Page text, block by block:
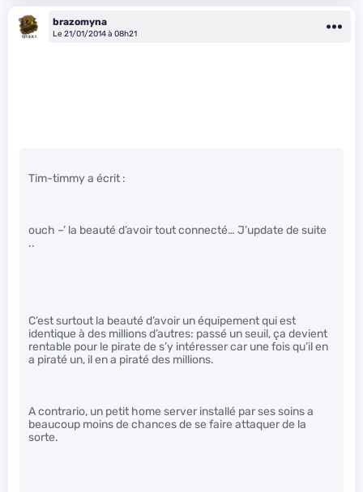
brazomyna
Le 21/01/2014 à 08h21
Tim-timmy a écrit :
ouch –’ la beauté d’avoir tout connecté… J’update de suite
..
C’est surtout la beauté d’avoir un équipement qui est
identique à des millions d’autres: passé un seuil, ça devient
rentable pour le pirate de s’y intéresser car une fois qu’il en
a piraté un, il en a piraté des millions.
A contrario, un petit home server installé par ses soins a
beaucoup moins de chances de se faire attaquer de la
sorte.